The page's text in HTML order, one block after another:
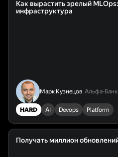
Как вырастить зрелый
инфраструктура
Марк Кузнецов Альфа-Банк
HARD AI Devops Platform
Получать миллион